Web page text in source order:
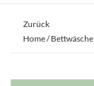
Zurück
Home/Bettwäsche